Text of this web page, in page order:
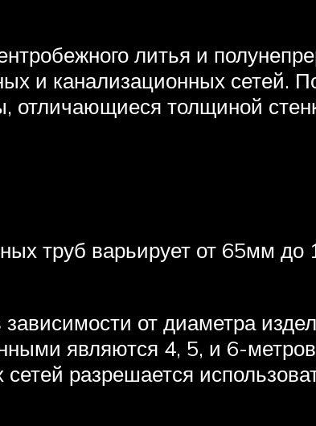
литья и
и канализационных сетей.
отличающиеся толщиной
труб варьирует от 65мм
от диаметра
являются 4, 5, и 6-
разрешается